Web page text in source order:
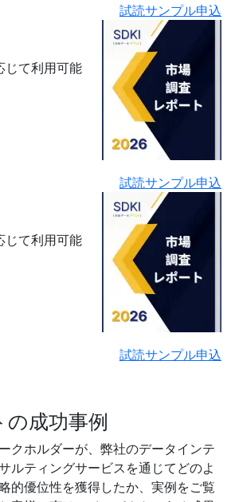
試読サンプル申込
じて利用可能
試読サンプル申込
じて利用可能
試読サンプル申込
成功事例
クホルダーが、弊社のデータインテ
ルティングサービスを通じてどのよ
的優位性を獲得したか、実例をご覧